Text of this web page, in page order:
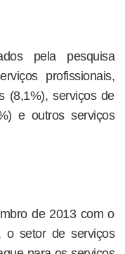
pela pesquisa
profissionais,
(8,1%), serviços de
e outros serviços
de 2013 com o
o setor de serviços